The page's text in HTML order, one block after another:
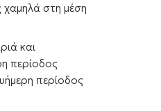
στη μέση
περίοδος